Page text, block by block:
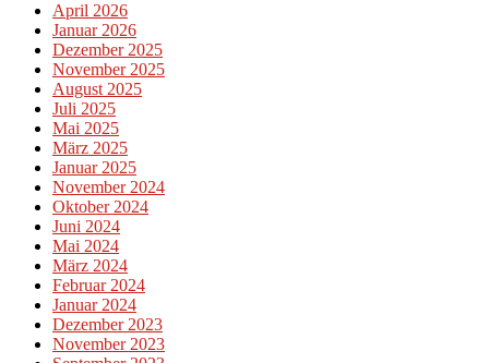
April 2026
Januar 2026
Dezember 2025
November 2025
August 2025
Juli 2025
Mai 2025
März 2025
Januar 2025
November 2024
Oktober 2024
Juni 2024
Mai 2024
März 2024
Februar 2024
Januar 2024
Dezember 2023
November 2023